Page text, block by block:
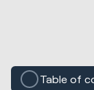
Table of
In diesem